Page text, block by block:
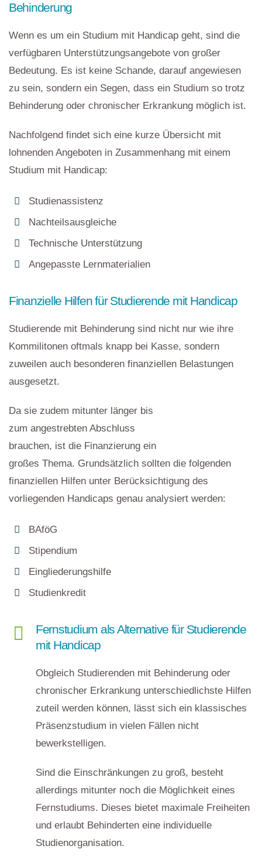
Behinderung
Wenn es um ein Studium mit Handicap geht, sind die
verfügbaren Unterstützungsangebote von großer
Bedeutung. Es ist keine Schande, darauf angewiesen
zu sein, sondern ein Segen, dass ein Studium so trotz
Behinderung oder chronischer Erkrankung möglich ist.
Nachfolgend findet sich eine kurze Übersicht mit
lohnenden Angeboten in Zusammenhang mit einem
Studium mit Handicap:
Studienassistenz
Nachteilsausgleiche
Technische Unterstützung
Angepasste Lernmaterialien
Finanzielle Hilfen für Studierende mit Handicap
Studierende mit Behinderung sind nicht nur wie ihre
Kommilitonen oftmals knapp bei Kasse, sondern
zuweilen auch besonderen finanziellen Belastungen
ausgesetzt.
Da sie zudem mitunter länger bis
zum angestrebten Abschluss
brauchen, ist die Finanzierung ein
großes Thema. Grundsätzlich sollten die folgenden
finanziellen Hilfen unter Berücksichtigung des
vorliegenden Handicaps genau analysiert werden:
BAföG
Stipendium
Eingliederungshilfe
Studienkredit
Fernstudium als Alternative für Studierende
mit Handicap
Obgleich Studierenden mit Behinderung oder
chronischer Erkrankung unterschiedlichste Hilfen
zuteil werden können, lässt sich ein klassisches
Präsenzstudium in vielen Fällen nicht
bewerkstelligen.
Sind die Einschränkungen zu groß, besteht
allerdings mitunter noch die Möglichkeit eines
Fernstudiums. Dieses bietet maximale Freiheiten
und erlaubt Behinderten eine individuelle
Studienorganisation.